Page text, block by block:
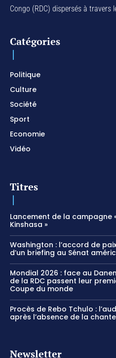
Congo (RDC) dispersés à travers
Catégories
Politique
Culture
Société
Sport
Economie
Vidéo
Titres
Lancement de la campagne
Kinshasa »
Washington : l’accord de
d’un briefing au Sénat
Mondial 2026 : face au
de la RDC passent leur
Coupe du monde
Procès de Rebo Tchulo :
après l’absence de la
Newsletter